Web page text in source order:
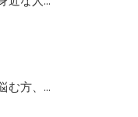
関節の痛みに悩む方、栄養面からの取り組みも重要ですよ！